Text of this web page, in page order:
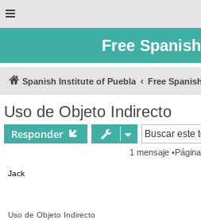
Free
Spanish Institute of Puebla Free
Uso de Objeto Indirecto
Responder
1 mensaje •Página
Jack
Uso de Objeto Indirecto